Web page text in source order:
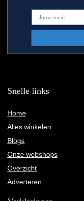
Snelle links
Home
Alles winkelen
Blogs
Onze webshops
Overzicht
Adverteren